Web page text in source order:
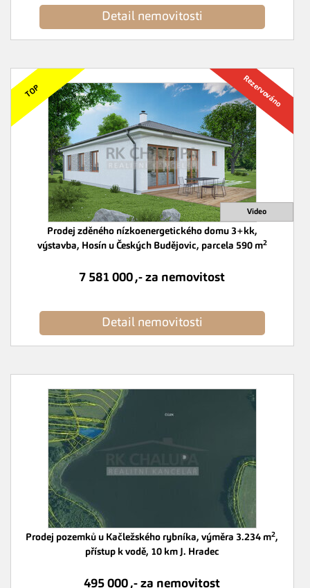
Detail nemovitosti
Prodej zděného nízkoenergetického domu 3+kk,
výstavba, Hosín u Českých Budějovic, parcela 590 m2
Detail nemovitosti
7 581 000 ,- za nemovitost
Prodej pozemků u Kačležského rybníka, výměra 3.234 m2,
přístup k vodě, 10 km J. Hradec
495 000 ,- za nemovitost